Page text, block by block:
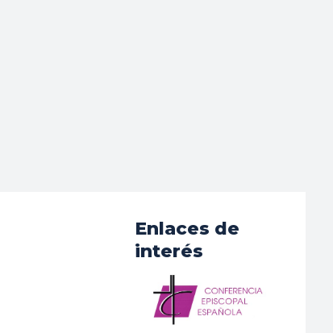
Enlaces de
interés